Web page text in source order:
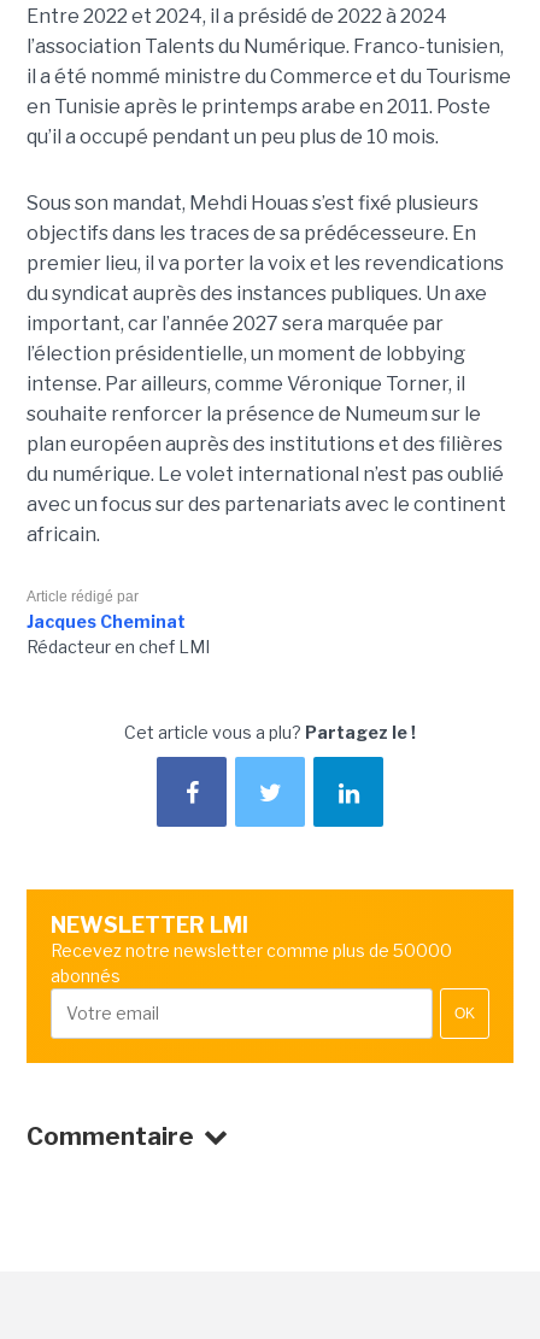
Entre 2022 et 2024, il a présidé de 2022 à 2024
l’association Talents du Numérique. Franco-tunisien,
il a été nommé ministre du Commerce et du Tourisme
en Tunisie après le printemps arabe en 2011. Poste
qu’il a occupé pendant un peu plus de 10 mois.
Sous son mandat, Mehdi Houas s’est fixé plusieurs
objectifs dans les traces de sa prédécesseure. En
premier lieu, il va porter la voix et les revendications
du syndicat auprès des instances publiques. Un axe
important, car l’année 2027 sera marquée par
l’élection présidentielle, un moment de lobbying
intense. Par ailleurs, comme Véronique Torner, il
souhaite renforcer la présence de Numeum sur le
plan européen auprès des institutions et des filières
du numérique. Le volet international n’est pas oublié
avec un focus sur des partenariats avec le continent
africain.
Article rédigé par
Jacques Cheminat
Rédacteur en chef LMI
Cet article vous a plu? Partagez le !
NEWSLETTER LMI
Recevez notre newsletter comme plus de 50000
abonnés
OK
Commentaire